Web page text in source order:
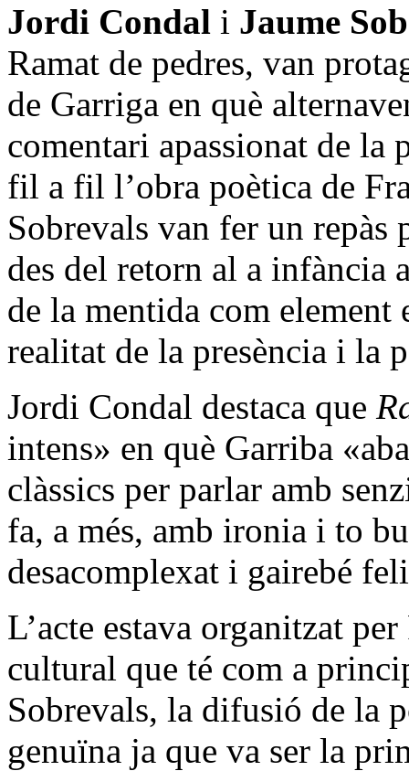
Jordi Condal i Jaume
Ramat de pedres, van
de Garriga en què
comentari apassionat de la
fil a fil l’obra poètica de
Sobrevals van fer un repàs
des del retorn al a infància
de la mentida com element
realitat de la presència i la
Jordi Condal destaca que
intens» en què Garriba
clàssics per parlar amb
fa, a més, amb ironia i to
desacomplexat i gairebé
L’acte estava organitzat
cultural que té com a
Sobrevals, la difusió de la
genuïna ja que va ser la